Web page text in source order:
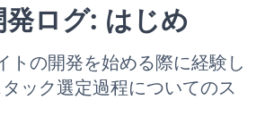
ログ: はじめ
トの開発を始める際に経験し
ック選定過程についてのス